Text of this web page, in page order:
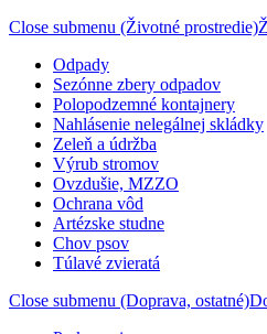
Close submenu (Životné prostredie)
Odpady
Sezónne zbery odpadov
Polopodzemné kontajnery
Nahlásenie nelegálnej skládky
Zeleň a údržba
Výrub stromov
Ovzdušie, MZZO
Ochrana vôd
Artézske studne
Chov psov
Túlavé zvieratá
Close submenu (Doprava, ostatné)